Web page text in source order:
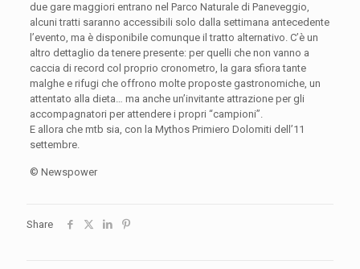
due gare maggiori entrano nel Parco Naturale di Paneveggio,
alcuni tratti saranno accessibili solo dalla settimana antecedente
l’evento, ma è disponibile comunque il tratto alternativo. C’è un
altro dettaglio da tenere presente: per quelli che non vanno a
caccia di record col proprio cronometro, la gara sfiora tante
malghe e rifugi che offrono molte proposte gastronomiche, un
attentato alla dieta… ma anche un’invitante attrazione per gli
accompagnatori per attendere i propri “campioni”.
E allora che mtb sia, con la Mythos Primiero Dolomiti dell’11
settembre.
© Newspower
Share